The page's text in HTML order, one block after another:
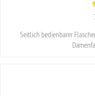
Seitlich bedienbarer